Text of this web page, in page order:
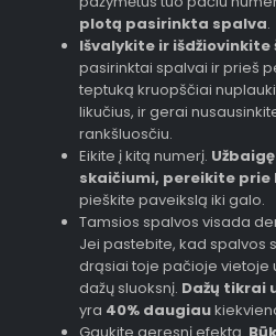
plotą pasirinkta spalva.
Išvalykite ir išdžiovinkite
pasirinktai spalvai ir prieš
teptuką kruopščiai
likučius, ir gerai
rankšluosčiu.
Eikite į kitą numerį.
skaičiumi, pereikite prie
pieškite paveikslą iki galo.
Tamsios spalvos visada
Jei pastebite, kad spalvos
drąsiai toje pačioje vietoje
dažų sluoksnį. Dažų tikrai
yra 40% daugiau